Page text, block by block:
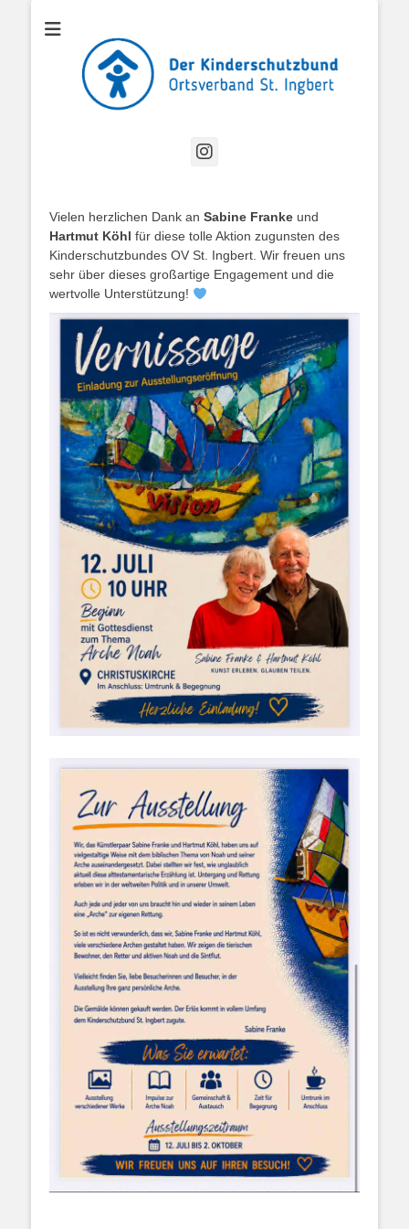
OV St. Ingbert
Instagram
Vielen herzlichen Dank an Sabine Franke und
Hartmut Köhl für diese tolle Aktion zugunsten des
Kinderschutzbundes OV St. Ingbert. Wir freuen uns
sehr über dieses großartige Engagement und die
wertvolle Unterstützung!